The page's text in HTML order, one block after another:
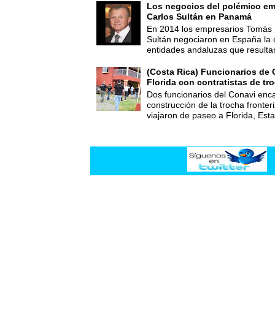
Los negocios del polémico
Carlos Sultán en Panamá
En 2014 los empresarios
Sultán negociaron en España la
entidades andaluzas que
(Costa Rica) Funcionarios de
Florida con contratistas de
Dos funcionarios del Conavi
construcción de la trocha
viajaron de paseo a Florida,